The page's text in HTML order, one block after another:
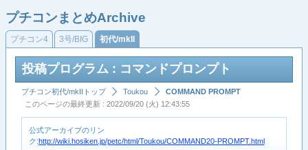
プチコンまとめArchive
プチコン4 3号/BIG 初代/mkII
投稿プログラム : コマンドプロンプト
プチコン初代/mkIIトップ Toukou
COMMAND PROMPT
このページの最終更新 : 2022/09/20 (火) 12:43:55
公式アーカイブのリン
ク:http://wiki.hosiken.jp/petc/html/Toukou/COMMAND20-PROMPT.html